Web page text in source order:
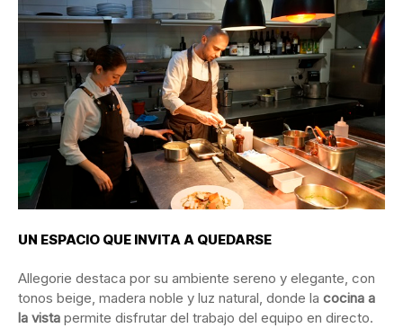
UN ESPACIO QUE INVITA A QUEDARSE
Allegorie destaca por su ambiente sereno y elegante, con
tonos beige, madera noble y luz natural, donde la cocina a
la vista permite disfrutar del trabajo del equipo en directo.